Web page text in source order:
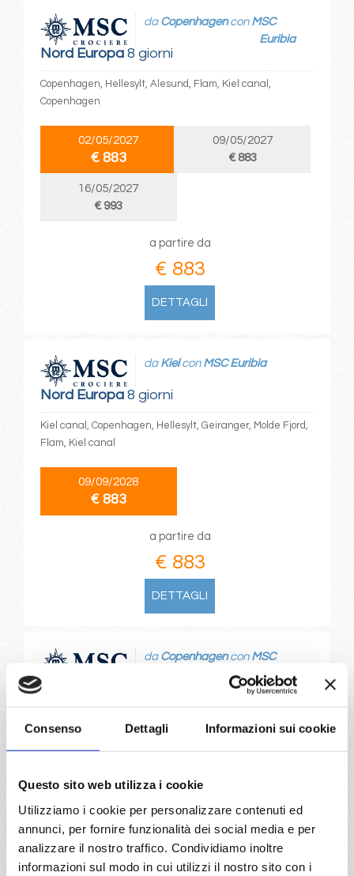
Consenso Dettagli Informazioni sui cookie
Questo sito web utilizza i cookie
Utilizziamo i cookie per personalizzare contenuti ed
annunci, per fornire funzionalità dei social media e per
analizzare il nostro traffico. Condividiamo inoltre
informazioni sul modo in cui utilizzi il nostro sito con i
Nord Europa8 giorni
da Copenhagencon MSC
Euribia
Copenhagen, Hellesylt, Alesund, Flam, Kiel canal,
Copenhagen
02/05/2027
€ 883
09/05/2027
€ 883
16/05/2027
€ 993
a partire da
€ 883
DETTAGLI
Nord Europa8 giorni
da Kielcon MSC Euribia
Kiel canal, Copenhagen, Hellesylt, Geiranger, Molde Fjord,
Flam, Kiel canal
09/09/2028
€ 883
a partire da
€ 883
DETTAGLI
Nord Europa
da Copenhagencon MSC
Euribia
canal, Copenhagen
€ 883
a partire da
€ 883